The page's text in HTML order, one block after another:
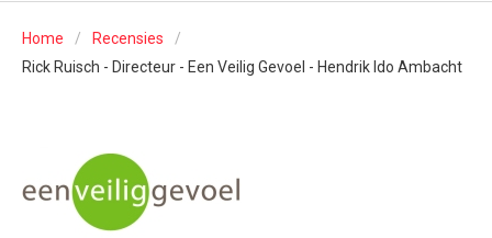
Home
Recensies
Rick Ruisch - Directeur - Een Veilig Gevoel - Hendrik Ido Ambacht